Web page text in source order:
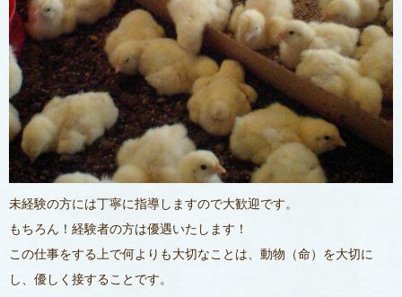
未経験の方には丁寧に指導しますので大歓迎です。
もちろん！経験者の方は優遇いたします！
この仕事をする上で何よりも大切なことは、動物（命）を大切に
し、優しく接することです。